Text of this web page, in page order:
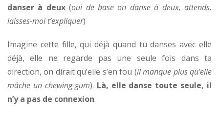
danser à deux(oui de base on danse à deux, attends,
laisses-moi t’expliquer)
Imagine cette fille, qui déjà quand tu danses avec elle
déjà, elle ne regarde pas une seule fois dans ta
direction, on dirait qu’elle s’en fou (il manque plus qu’elle
mâche un chewing-gum). Là, elle danse toute seule, il
n’y a pas de connexion.